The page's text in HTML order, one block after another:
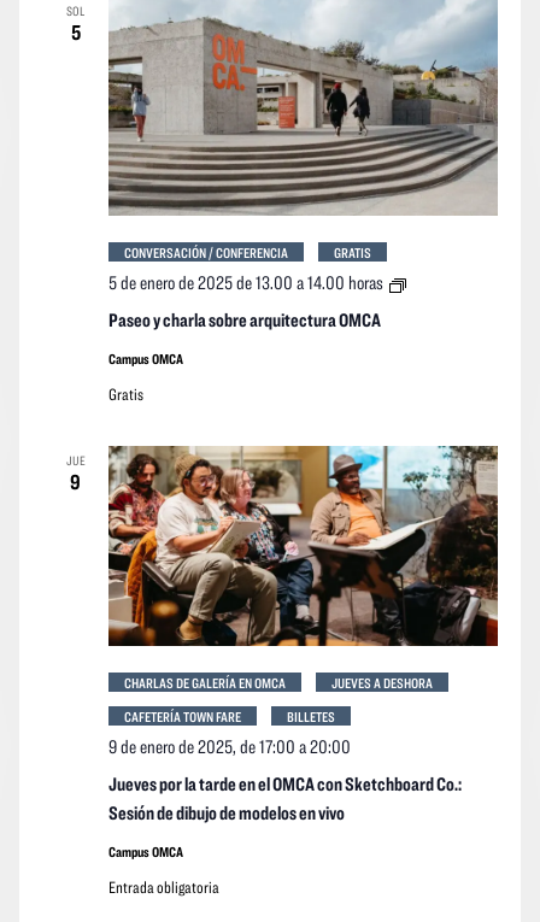
SOL
5
Paseo y charla sobre arquitectura OMCA
5 de enero de 2025 de 13.00 a14.00 horas
Paseo
CONVERSACIÓN / CONFERENCIA GRATIS
Campus OMCA
Gratis
JUE
9
Jueves por la tarde en el OMCA con Sketchboard Co.:
Sesión de dibujo de modelos en vivo
9 de enero de 2025, de 17:00 a20:00
CHARLAS DE GALERÍA EN OMCA
JUEVES A DESHORA
CAFETERÍA TOWN FARE
BILLETES
Campus OMCA
Entrada obligatoria